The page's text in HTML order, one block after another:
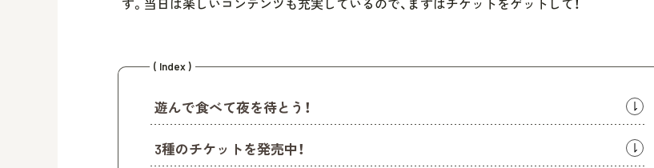
す。当日は楽しいコンテンツも充実しているので、まずはチケットをゲットして！
( Index )
遊んで食べて夜を待とう！
3種のチケットを発売中！